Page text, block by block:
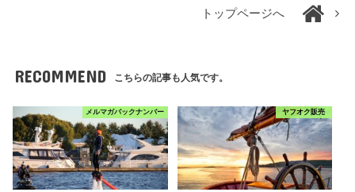
トップページへ
RECOMMEND こちらの記事も人気です。
メルマガバックナンバー ヤフオク販売